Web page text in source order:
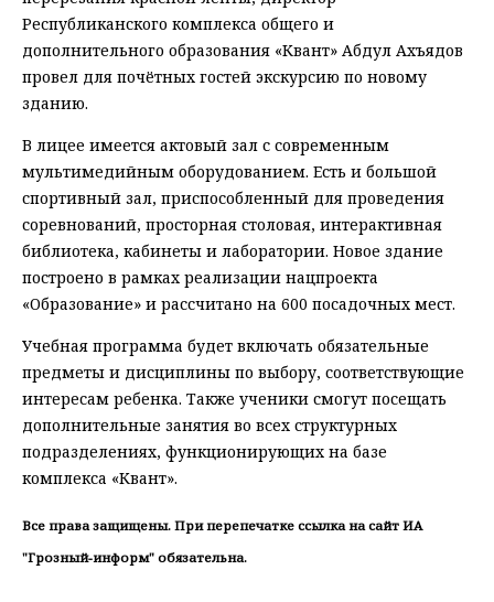
Республиканского комплекса общего и
дополнительного образования «Квант» Абдул Ахъядов
провел для почётных гостей экскурсию по новому
зданию.
В лицее имеется актовый зал с современным
мультимедийным оборудованием. Есть и большой
спортивный зал, приспособленный для проведения
соревнований, просторная столовая, интерактивная
библиотека, кабинеты и лаборатории. Новое здание
построено в рамках реализации нацпроекта
«Образование» и рассчитано на 600 посадочных мест.
Учебная программа будет включать обязательные
предметы и дисциплины по выбору, соответствующие
интересам ребенка. Также ученики смогут посещать
дополнительные занятия во всех структурных
подразделениях, функционирующих на базе
комплекса «Квант».
Все права защищены. При перепечатке ссылка на сайт ИА
"Грозный-информ" обязательна.